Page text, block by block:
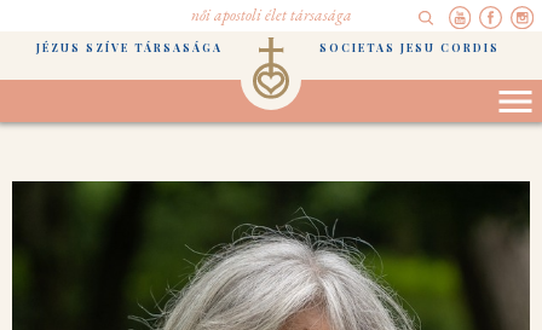
női apostoli élet társasága
JÉZUS SZÍVE TÁRSASÁGA SOCIETAS JESU CORDIS